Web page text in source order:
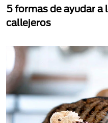
5 formas de ayudar a
callejeros